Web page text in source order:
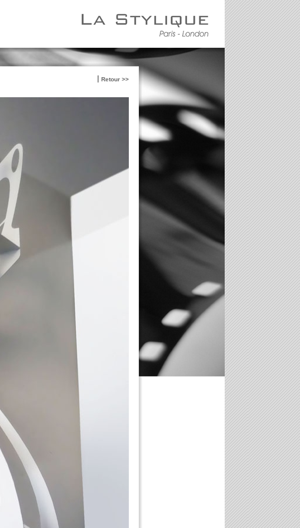
Retour >>